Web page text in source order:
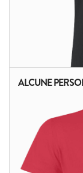
ALTRI PRODOTTI:
ALCUNE